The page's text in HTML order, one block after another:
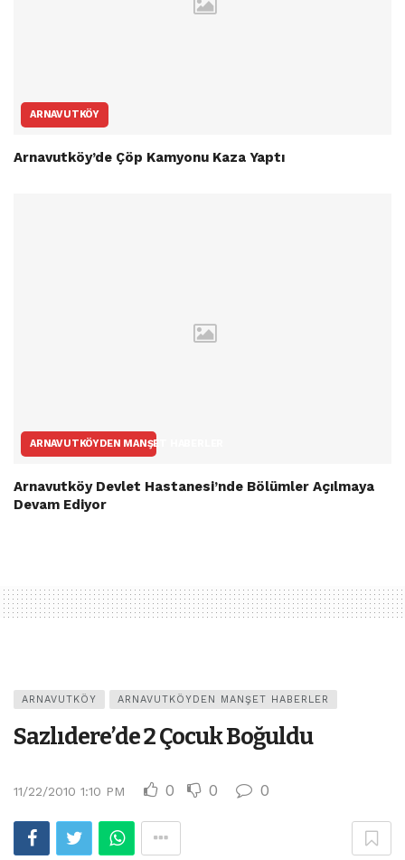
ARNAVUTKÖY
Arnavutköy’de Çöp Kamyonu Kaza Yaptı
ARNAVUTKÖYDEN MANŞET HABERLER
Arnavutköy Devlet Hastanesi’nde Bölümler Açılmaya
Devam Ediyor
ARNAVUTKÖY ARNAVUTKÖYDEN MANŞET HABERLER
Sazlıdere’de 2 Çocuk Boğuldu
11/22/2010 1:10 PM 0 0 0